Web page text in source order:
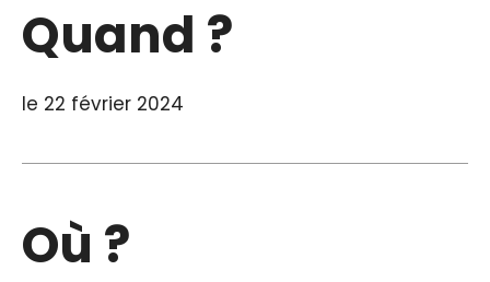
Quand ?
le 22 février 2024
Où ?